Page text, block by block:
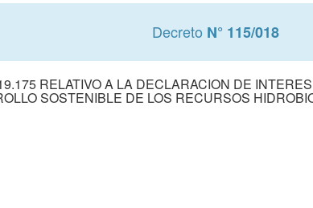
Decreto N° 115/018
RELATIVO A LA DECLARACION DE
SOSTENIBLE DE LOS RECURSOS